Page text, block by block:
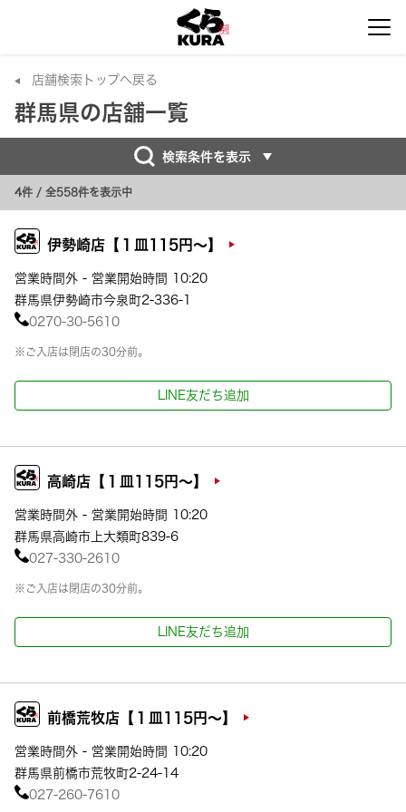
店舗検索トップへ戻る
群馬県の店舗一覧
検索条件を表示
4件 / 全558件を表示中
伊勢崎店【１皿115円～】
営業時間外 - 営業開始時間 10:20
群馬県伊勢崎市今泉町2-336-1
0270-30-5610
※ご入店は閉店の30分前。
LINE友だち追加
高崎店【１皿115円～】
営業時間外 - 営業開始時間 10:20
群馬県高崎市上大類町839-6
027-330-2610
※ご入店は閉店の30分前。
LINE友だち追加
前橋荒牧店【１皿115円～】
営業時間外 - 営業開始時間 10:20
群馬県前橋市荒牧町2-24-14
027-260-7610